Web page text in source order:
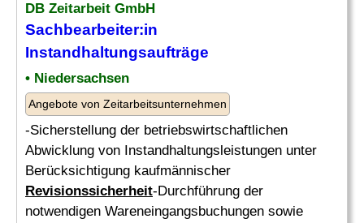
DB Zeitarbeit GmbH
Sachbearbeiter:in
Instandhaltungsaufträge
• Niedersachsen
Angebote von Zeitarbeitsunternehmen
-Sicherstellung der betriebswirtschaftlichen
Abwicklung von Instandhaltungsleistungen unter
Berücksichtigung kaufmännischer
Revisionssicherheit-Durchführung der
notwendigen Wareneingangsbuchungen sowie